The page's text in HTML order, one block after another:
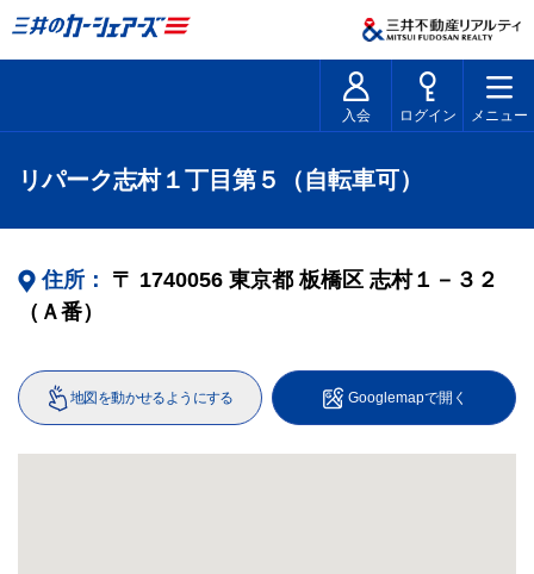
入会 ログイン メニュー
リパーク志村１丁目第５（自転車可）
住所： 〒 1740056 東京都 板橋区 志村１－３２
（Ａ番）
地図を動かせるようにする Googlemapで開く